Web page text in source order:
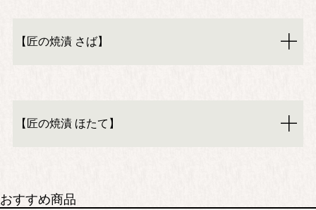
【匠の焼漬 さば】
【匠の焼漬 ほたて】
おすすめ商品